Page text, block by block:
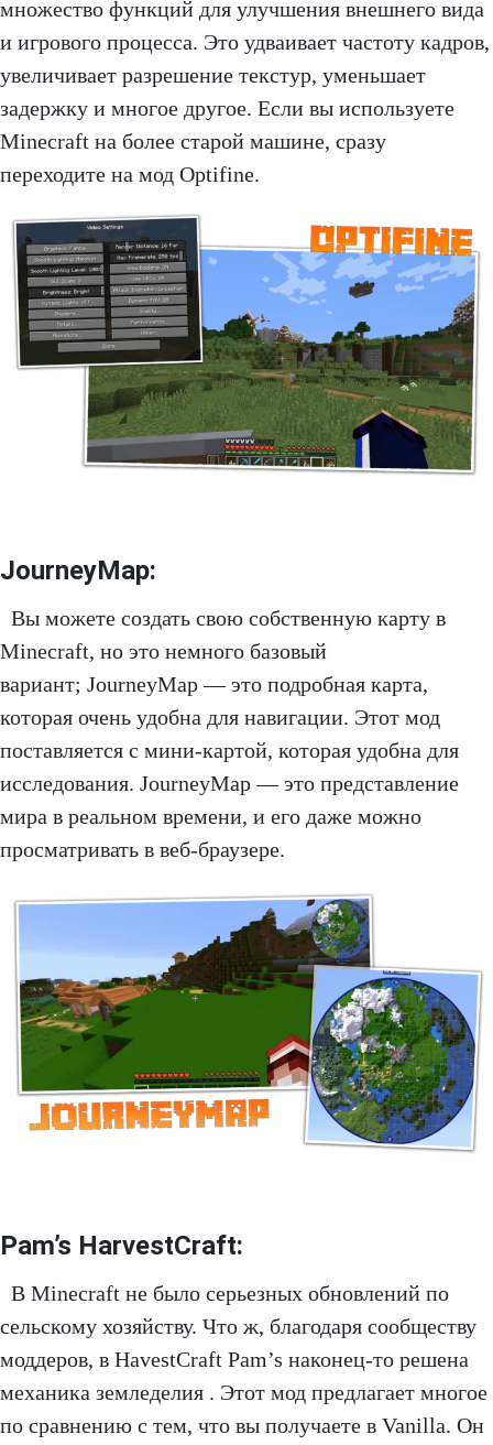
множество функций для улучшения внешнего вида
и игрового процесса. Это удваивает частоту кадров,
увеличивает разрешение текстур, уменьшает
задержку и многое другое. Если вы используете
Minecraft на более старой машине, сразу
переходите на мод Optifine.
JourneyMap:
Вы можете создать свою собственную карту в
Minecraft, но это немного базовый
вариант; JourneyMap — это подробная карта,
которая очень удобна для навигации. Этот мод
поставляется с мини-картой, которая удобна для
исследования. JourneyMap — это представление
мира в реальном времени, и его даже можно
просматривать в веб-браузере.
Pam’s HarvestCraft:
В Minecraft не было серьезных обновлений по
сельскому хозяйству. Что ж, благодаря сообществу
моддеров, в HavestCraft Pam’s наконец-то решена
механика земледелия . Этот мод предлагает многое
по сравнению с тем, что вы получаете в Vanilla. Он